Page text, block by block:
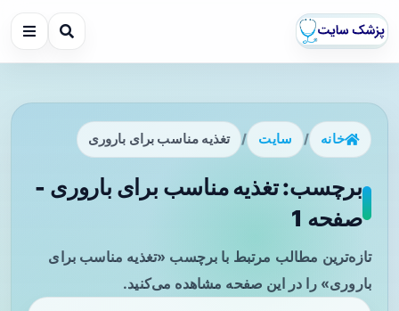
خانه / سایت / تغذیه مناسب برای باروری
برچسب: تغذیه مناسب برای باروری -
صفحه 1
تازه‌ترین مطالب مرتبط با برچسب «تغذیه مناسب برای
باروری» را در این صفحه مشاهده می‌کنید.